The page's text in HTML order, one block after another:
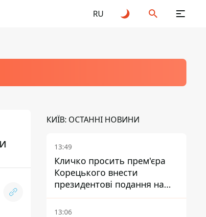
RU
КИЇВ: ОСТАННІ НОВИНИ
13:49
Кличко просить прем'єра
Корецького внести
президентові подання на
звільнення володаря
Троєщини Бахматова
13:06